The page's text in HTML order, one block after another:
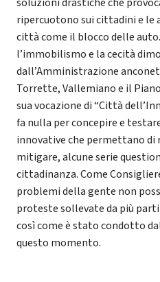
ripercuotono sui cittadini e
città come il blocco delle
l’immobilismo e la cecità
dall’Amministrazione
Torrette, Vallemiano e il
sua vocazione di “Città
fa nulla per concepire e
innovative che permettano di
mitigare, alcune serie
cittadinanza. Come
problemi della gente non
proteste sollevate da più
così come è stato condotto
questo momento.